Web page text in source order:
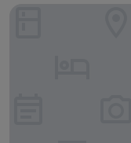
Extended Studio